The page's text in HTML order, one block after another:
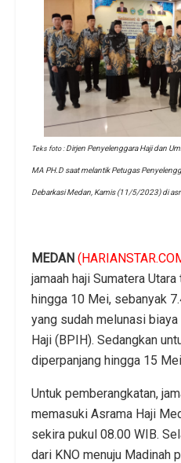
Teks foto : Dirjen Penyelenggara Haji dan
MA PH.D saat melantik Petugas
Debarkasi Medan, Kamis (11/5/2023) di
MEDAN
jamaah haji Sumatera
hingga 10 Mei, sebanyak
yang sudah melunasi
Haji (BPIH). Sedangkan
diperpanjang hingga 15
Untuk pemberangkatan,
memasuki Asrama Haji
sekira pukul 08.00 WIB.
dari KNO menuju Madinah